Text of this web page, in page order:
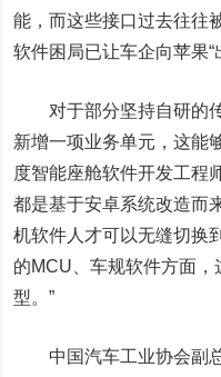
能，而这些接口过去往往
软件困局已让车企向苹果“
对于部分坚持自研的传
新增一项业务单元，这能
度智能座舱软件开发工程
都是基于安卓系统改造而
机软件人才可以无缝切换
的MCU、车规软件方面
型。”
中国汽车工业协会副总